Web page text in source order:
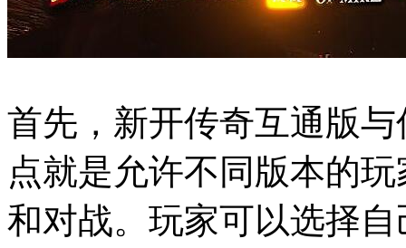
首先，新开传奇互通版
点就是允许不同版本的
和对战。玩家可以选择